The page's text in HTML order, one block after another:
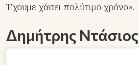
Έχουμε χάσει πολύτιμο χρόνο».
Δημήτρης Ντάσιος